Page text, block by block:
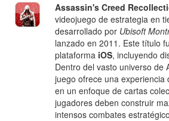
Assassin's Creed
videojuego de estrategia en
desarrollado por Ubisoft
lanzado en 2011. Este título
plataforma iOS, incluyendo
Dentro del vasto universo de
juego ofrece una experiencia
en un enfoque de cartas
jugadores deben construir
intensos combates